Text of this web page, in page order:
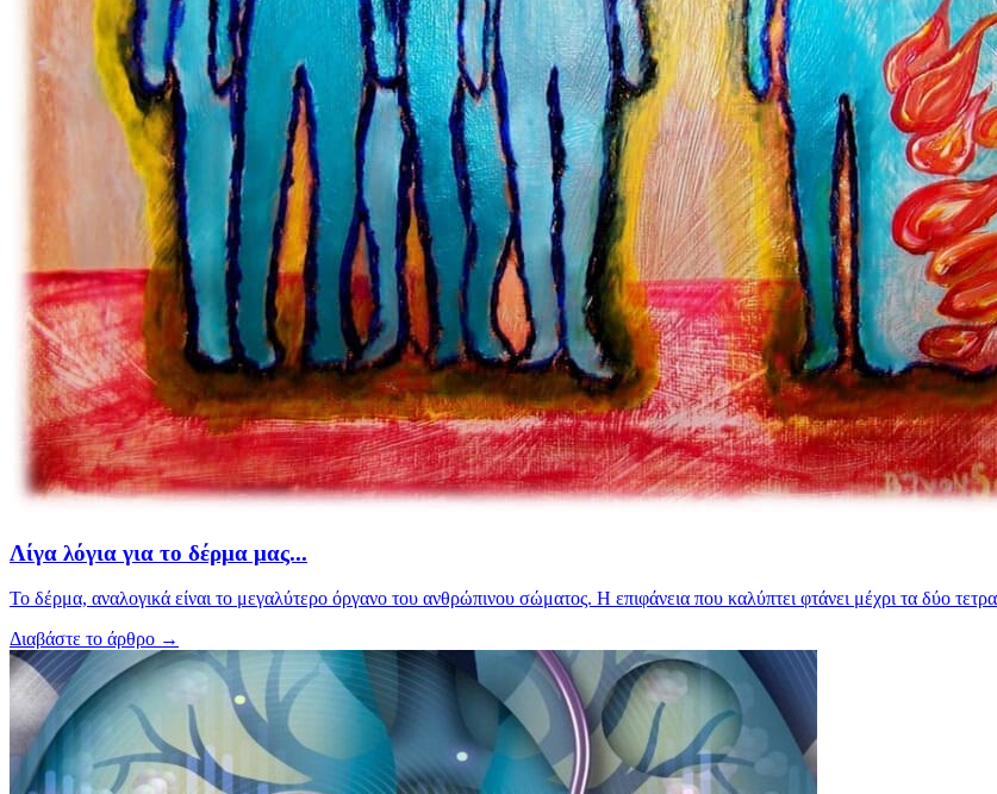
Λίγα λόγια για το δέρμα μας...
Το δέρμα, αναλογικά είναι το μεγαλύτερο όργανο του ανθρώπινου σώματος. Η επιφάνεια που καλύπτει φτάνει μέχρι τα δύο
Διαβάστε το άρθρο →